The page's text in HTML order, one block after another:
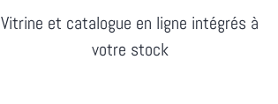
Vitrine et catalogue en ligne intégrés à
votre stock